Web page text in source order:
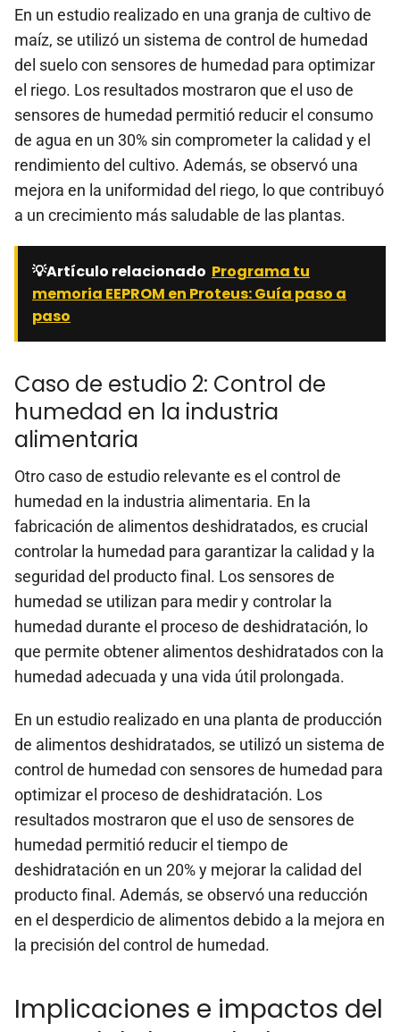
En un estudio realizado en una granja de cultivo de
maíz, se utilizó un sistema de control de humedad
del suelo con sensores de humedad para optimizar
el riego. Los resultados mostraron que el uso de
sensores de humedad permitió reducir el consumo
de agua en un 30% sin comprometer la calidad y el
rendimiento del cultivo. Además, se observó una
mejora en la uniformidad del riego, lo que contribuyó
a un crecimiento más saludable de las plantas.
💡Artículo relacionado Programa tu
memoria EEPROM en Proteus: Guía paso a
paso
Caso de estudio 2: Control de
humedad en la industria
alimentaria
Otro caso de estudio relevante es el control de
humedad en la industria alimentaria. En la
fabricación de alimentos deshidratados, es crucial
controlar la humedad para garantizar la calidad y la
seguridad del producto final. Los sensores de
humedad se utilizan para medir y controlar la
humedad durante el proceso de deshidratación, lo
que permite obtener alimentos deshidratados con la
humedad adecuada y una vida útil prolongada.
En un estudio realizado en una planta de producción
de alimentos deshidratados, se utilizó un sistema de
control de humedad con sensores de humedad para
optimizar el proceso de deshidratación. Los
resultados mostraron que el uso de sensores de
humedad permitió reducir el tiempo de
deshidratación en un 20% y mejorar la calidad del
producto final. Además, se observó una reducción
en el desperdicio de alimentos debido a la mejora en
la precisión del control de humedad.
Implicaciones e impactos del